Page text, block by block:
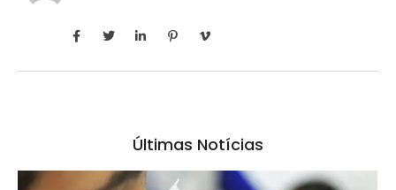
Últimas Notícias